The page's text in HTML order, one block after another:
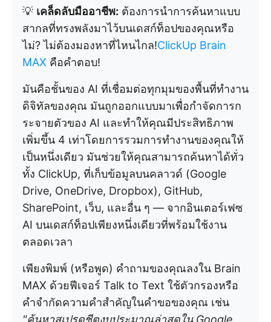
💡 เคล็ดลับมืออาชีพ: ต้องการนำการค้นหาแบบ
สากลที่ทรงพลังมาไว้บนเดสก์ท็อปของคุณหรือ
ไม่? ไม่ต้องมองหาที่ไหนไกล!ClickUp Brain
MAX คือคำตอบ!
มันคือชั้นของ AI ที่เชื่อมต่อทุกมุมของพื้นที่ทำงาน
ดิจิทัลของคุณ มันถูกออกแบบมาเพื่อกำจัดการก
ระจายตัวของ AI และทำให้คุณมีประสิทธิภาพ
เพิ่มขึ้น 4 เท่าโดยการรวมการทำงานของคุณให้
เป็นหนึ่งเดียว มันช่วยให้คุณสามารถค้นหาได้ทั่ว
ทั้ง ClickUp, ที่เก็บข้อมูลบนคลาวด์ (Google
Drive, OneDrive, Dropbox), GitHub,
SharePoint, เว็บ, และอื่น ๆ — จากอินเตอร์เฟซ
AI บนเดสก์ท็อปเพียงหนึ่งเดียวที่พร้อมใช้งาน
ตลอดเวลา
เพียงพิมพ์ (หรือพูด) คำถามของคุณลงใน Brain
MAX ด้วยฟีเจอร์ Talk to Text ใช้ตัวกรองหรือ
คำจำกัดความคำสำคัญในคำขอของคุณ เช่น